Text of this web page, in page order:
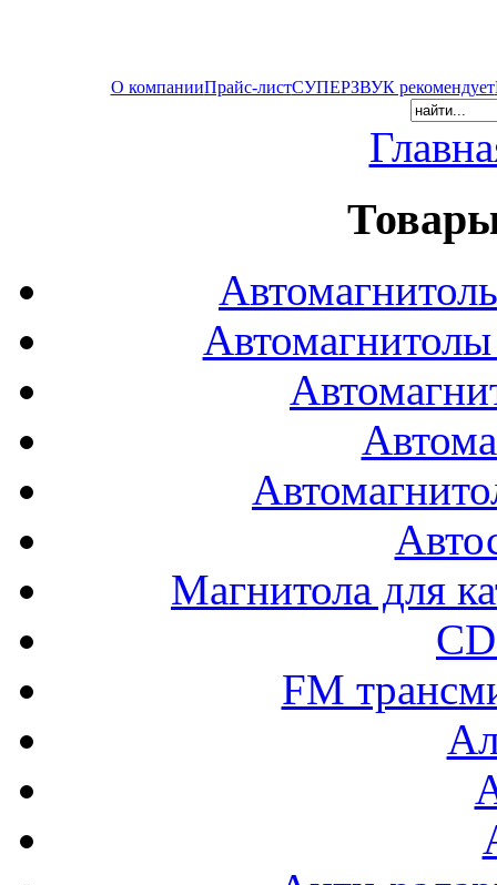
О компанииПрайс-листСУПЕРЗВУК рекомендует
Магнитола для
FM